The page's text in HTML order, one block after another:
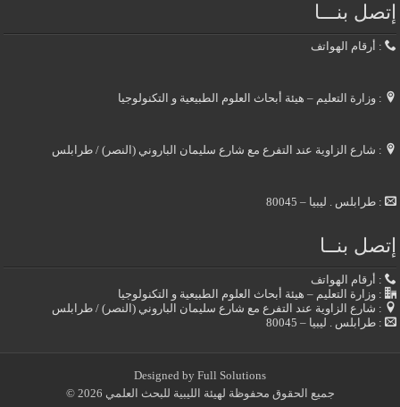
إتصل بنـــا
: أرقام الهواتف
: وزارة التعليم – هيئة أبحاث العلوم الطبيعية و التكنولوجيا
: شارع الزاوية عند التفرع مع شارع سليمان الباروني (النصر) / طرابلس
: طرابلس . ليبيا – 80045
إتصل بنــا
: أرقام الهواتف
: وزارة التعليم – هيئة أبحاث العلوم الطبيعية و التكنولوجيا
: شارع الزاوية عند التفرع مع شارع سليمان الباروني (النصر) / طرابلس
: طرابلس . ليبيا – 80045
Designed by Full Solutions
جميع الحقوق محفوظة لهيئة الليبية للبحث العلمي 2026 ©